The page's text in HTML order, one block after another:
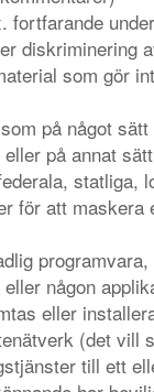
diskriminering
som gör
på något
på annat
statliga,
att maskera
någon
eller
(det vill
till ett